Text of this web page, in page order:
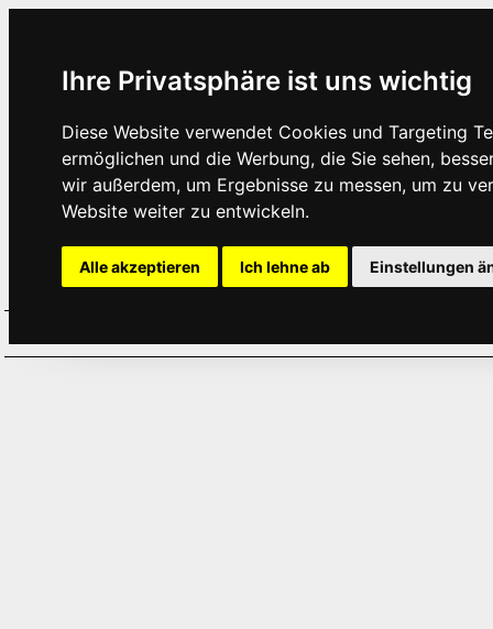
Ihre Privatsphäre ist uns wichtig
Diese Website verwendet Cookies und Targeting
ermöglichen und die Werbung, die Sie sehen,
wir außerdem, um Ergebnisse zu messen, um zu
Website weiter zu entwickeln.
Alle akzeptieren Ich lehne ab Einstellungen